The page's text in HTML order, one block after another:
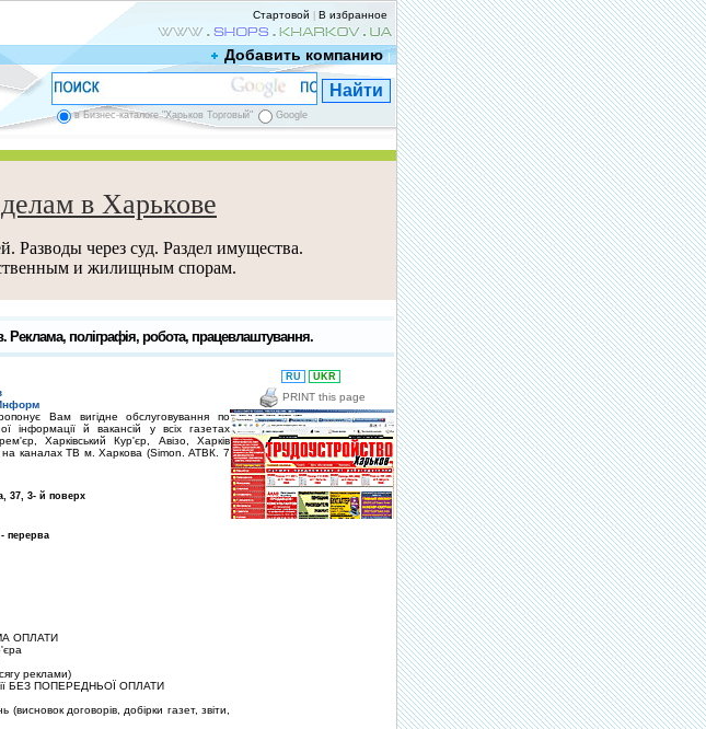
Стартовой В избранное
Добавить компанию|
в Бизнес-каталоге "Харьков Торговый" Google
в Харькове
Разводы через суд. Раздел имущества.
и жилищным спорам.
Реклама, поліграфія, робота, працевлаштування.
RU
UKR
PRINT this page
Вам вигідне обслуговування по
інформації й вакансій у всіх газетах
Харківський Кур'єр, Авізо, Харків
каналах ТВ м. Харкова (Sіmon. АТВК. 7
37, 3- й поверх
- перерва
ОПЛАТИ
реклами)
БЕЗ ПОПЕРЕДНЬОЇ ОПЛАТИ
договорів, добірки газет, звіти,